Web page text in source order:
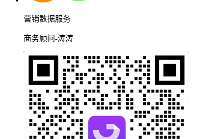
营销数据服务
商务顾问-涛涛